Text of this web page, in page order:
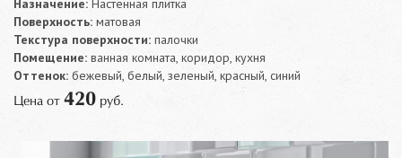
Назначение: Настенная плитка
Поверхность: матовая
Текстура поверхности: палочки
Помещение: ванная комната, коридор, кухня
Оттенок: бежевый, белый, зеленый, красный, синий
Цена от 420 руб.